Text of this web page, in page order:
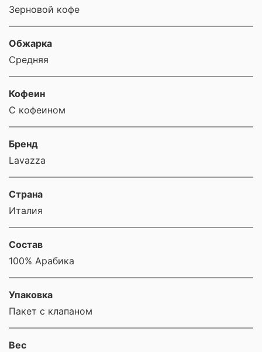
Зерновой кофе
Обжарка
Средняя
Кофеин
С кофеином
Бренд
Lavazza
Страна
Италия
Состав
100% Арабика
Упаковка
Пакет с клапаном
Вес